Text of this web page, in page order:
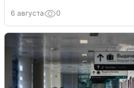
6 августа 0